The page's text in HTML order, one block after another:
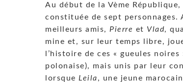
Au début de la Vème
constituée de sept personnages.
meilleurs amis, Pierre et Vlad,
mine et, sur leur temps libre,
l’histoire de ces « gueules
polonaise), mais unis par leur
lorsque Leila, une jeune